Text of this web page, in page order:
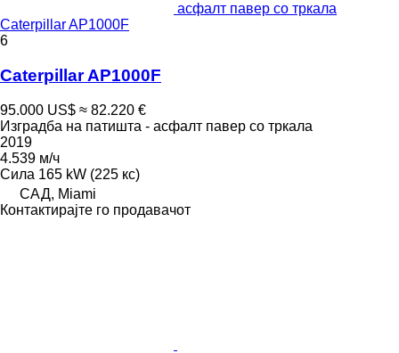
асфалт павер со тркала
Caterpillar AP1000F
6
Caterpillar AP1000F
95.000 US$ ≈ 82.220 €
Изградба на патишта - асфалт павер со тркала
2019
4.539 м/ч
Сила 165 kW (225 кс)
САД, Miami
Контактирајте го продавачот